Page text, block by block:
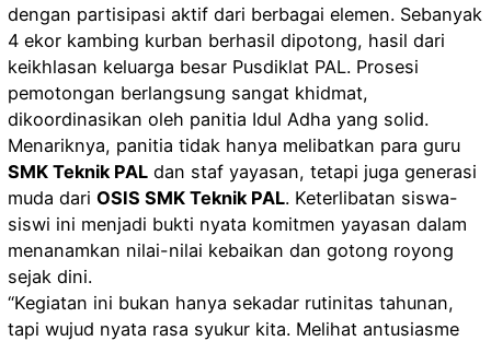
dengan partisipasi aktif dari berbagai elemen. Sebanyak
4 ekor kambing kurban berhasil dipotong, hasil dari
keikhlasan keluarga besar Pusdiklat PAL. Prosesi
pemotongan berlangsung sangat khidmat,
dikoordinasikan oleh panitia Idul Adha yang solid.
Menariknya, panitia tidak hanya melibatkan para guru
SMK Teknik PAL dan staf yayasan, tetapi juga generasi
muda dariOSIS SMK Teknik PAL. Keterlibatan siswa-
siswi ini menjadi bukti nyata komitmen yayasan dalam
menanamkan nilai-nilai kebaikan dan gotong royong
sejak dini.
“Kegiatan ini bukan hanya sekadar rutinitas tahunan,
tapi wujud nyata rasa syukur kita. Melihat antusiasme